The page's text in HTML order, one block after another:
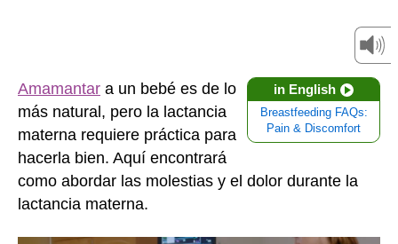
in English
Breastfeeding FAQs:
Pain & Discomfort
Amamantar a un bebé es de lo
más natural, pero la lactancia
materna requiere práctica para
hacerla bien. Aquí encontrará
como abordar las molestias y el dolor durante la
lactancia materna.